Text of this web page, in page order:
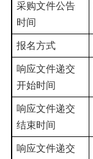
采购文件公告
时间
报名方式
响应文件递交
开始时间
响应文件递交
结束时间
响应文件递交